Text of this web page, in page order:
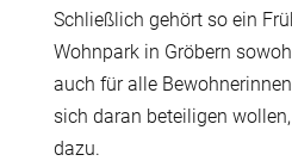
Schließlich gehört so ein
Wohnpark in Gröbern
auch für alle
sich daran beteiligen
dazu.